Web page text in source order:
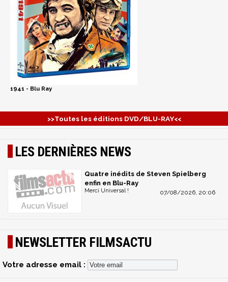
1941 - Blu Ray
>>Toutes les éditions DVD/BLU-RAY<<
LES DERNIÈRES NEWS
Quatre inédits de Steven Spielberg
enfin en Blu-Ray
07/08/2026, 20:06
Merci Universal !
NEWSLETTER FILMSACTU
Votre adresse email :